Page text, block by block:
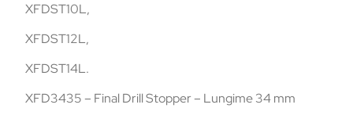
XFDST10L,
XFDST12L,
XFDST14L.
XFD3435 – Final Drill Stopper – Lungime 34 mm